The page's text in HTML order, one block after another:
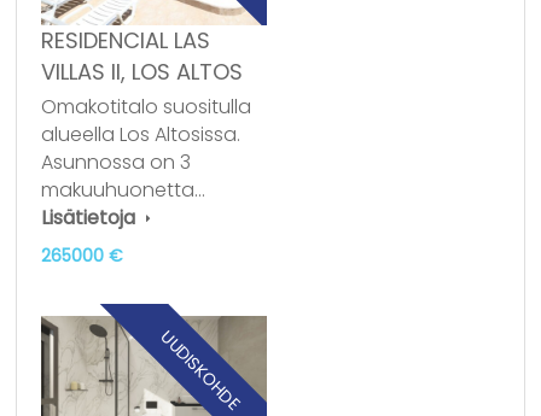
RESIDENCIAL LAS
VILLAS II, LOS ALTOS
Omakotitalo suositulla
alueella Los Altosissa.
Asunnossa on 3
makuuhuonetta…
Lisätietoja
265000 €
UUDISKOHDE